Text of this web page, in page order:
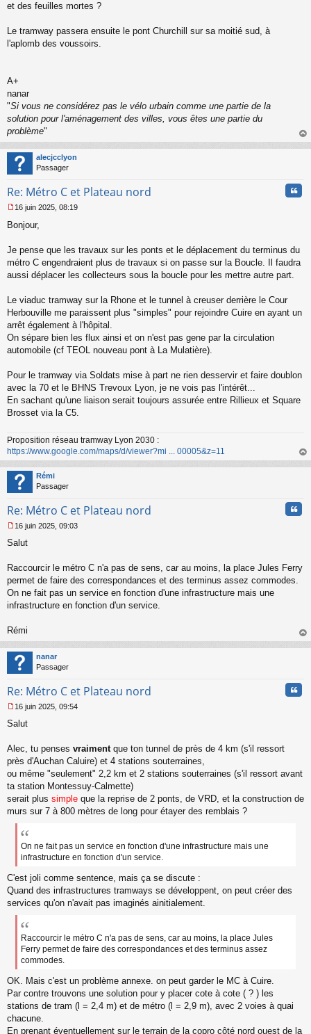
et des feuilles mortes ?
Le tramway passera ensuite le pont Churchill sur sa moitié sud, à
l'aplomb des voussoirs.
A+
nanar
"Si vous ne considérez pas le vélo urbain comme une partie de la
solution pour l'aménagement des villes, vous êtes une partie du
problème"
au
alecjcclyon
Passager
Re: Métro C et Plateau nord
e
g
e
o
u
16 juin 2025, 08:19
Bonjour,
Je pense que les travaux sur les ponts et le déplacement du terminus du
métro C engendraient plus de travaux si on passe sur la Boucle. Il faudra
aussi déplacer les collecteurs sous la boucle pour les mettre autre part.
Le viaduc tramway sur la Rhone et le tunnel à creuser derrière le Cour
Herbouville me paraissent plus "simples" pour rejoindre Cuire en ayant un
arrêt également à l'hôpital.
On sépare bien les flux ainsi et on n'est pas gene par la circulation
automobile (cf TEOL nouveau pont à La Mulatière).
Pour le tramway via Soldats mise à part ne rien desservir et faire doublon
avec la 70 et le BHNS Trevoux Lyon, je ne vois pas l'intérêt...
En sachant qu'une liaison serait toujours assurée entre Rillieux et Square
Brosset via la C5.
Proposition réseau tramway Lyon 2030 :
https://www.google.com/maps/d/viewer?mi ... 00005&z=11
au
Rémi
Passager
Re: Métro C et Plateau nord
e
s
g
e
n
n
u
16 juin 2025, 09:03
Salut
Raccourcir le métro C n'a pas de sens, car au moins, la place Jules Ferry
permet de faire des correspondances et des terminus assez commodes.
On ne fait pas un service en fonction d'une infrastructure mais une
infrastructure en fonction d'un service.
Rémi
au
nanar
Passager
Re: Métro C et Plateau nord
e
s
a
g
e
n
o
n
16 juin 2025, 09:54
Salut
Alec, tu penses vraimentque ton tunnel de près de 4 km (s'il ressort
près d'Auchan Caluire) et 4 stations souterraines,
ou même "seulement" 2,2 km et 2 stations souterraines (s'il ressort avant
ta station Montessuy-Calmette)
serait plus simple que la reprise de 2 ponts, de VRD, et la construction de
murs sur 7 à 800 mètres de long pour étayer des remblais ?
On ne fait pas un service en fonction d'une infrastructure mais une
infrastructure en fonction d'un service.
C'est joli comme sentence, mais ça se discute :
Quand des infrastructures tramways se développent, on peut créer des
services qu'on n'avait pas imaginés ainitialement.
Raccourcir le métro C n'a pas de sens, car au moins, la place Jules
Ferry permet de faire des correspondances et des terminus assez
commodes.
OK. Mais c'est un problème annexe. on peut garder le MC à Cuire.
Par contre trouvons une solution pour y placer cote à cote ( ? ) les
stations de tram (l = 2,4 m) et de métro (l = 2,9 m), avec 2 voies à quai
chacune.
En prenant éventuellement sur le terrain de la copro côté nord ouest de la